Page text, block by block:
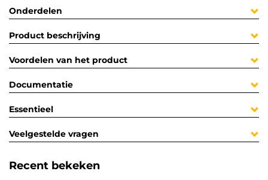
Onderdelen
Product beschrijving
Voordelen van het product
Documentatie
Essentieel
Veelgestelde vragen
Recent bekeken